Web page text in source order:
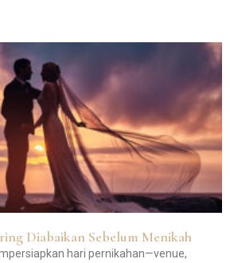
Diabaikan Sebelum Menikah
hari pernikahan—venue,